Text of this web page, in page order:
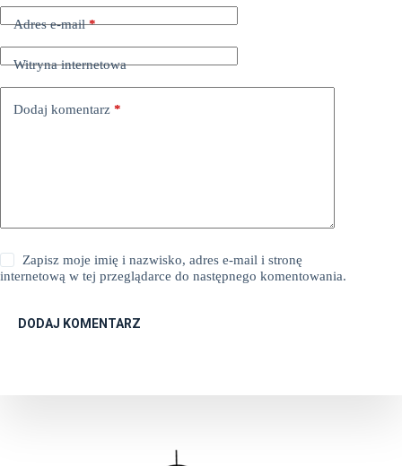
Adres e-mail*
Witryna internetowa
Dodaj komentarz *
Zapisz moje imię i nazwisko, adres e-mail i stronę
internetową w tej przeglądarce do następnego komentowania.
DODAJ KOMENTARZ